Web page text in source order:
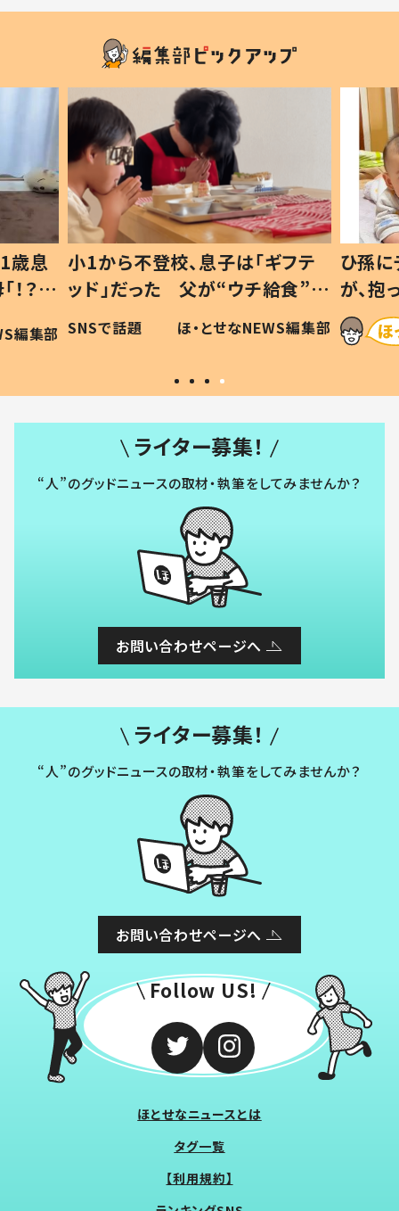
歳息
？」
編集部
小1から不登校、息子は「ギフテ
ッド」だった 父が“ウチ給食”を
作り続ける理由とは #令和の親
#令和の子
SNSで話題 ほ・とせなNEWS編集部
ひ孫
が、
「涙が
い」
ライター募集！
“人”のグッドニュースの取材・執筆をしてみませんか？
お問い合わせページへ
ライター募集！
“人”のグッドニュースの取材・執筆をしてみませんか？
お問い合わせページへ
Follow US!
ほとせなニュースとは
タグ一覧
【利用規約】